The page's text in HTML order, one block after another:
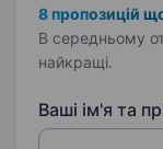
8 пропозицій
В середньому
найкращі.
Ваші ім'я та